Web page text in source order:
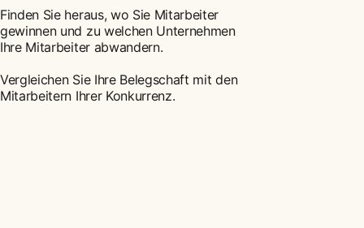
Finden Sie heraus, wo Sie Mitarbeiter
gewinnen und zu welchen Unternehmen
Ihre Mitarbeiter abwandern.
Vergleichen Sie Ihre Belegschaft mit den
Mitarbeitern Ihrer Konkurrenz.